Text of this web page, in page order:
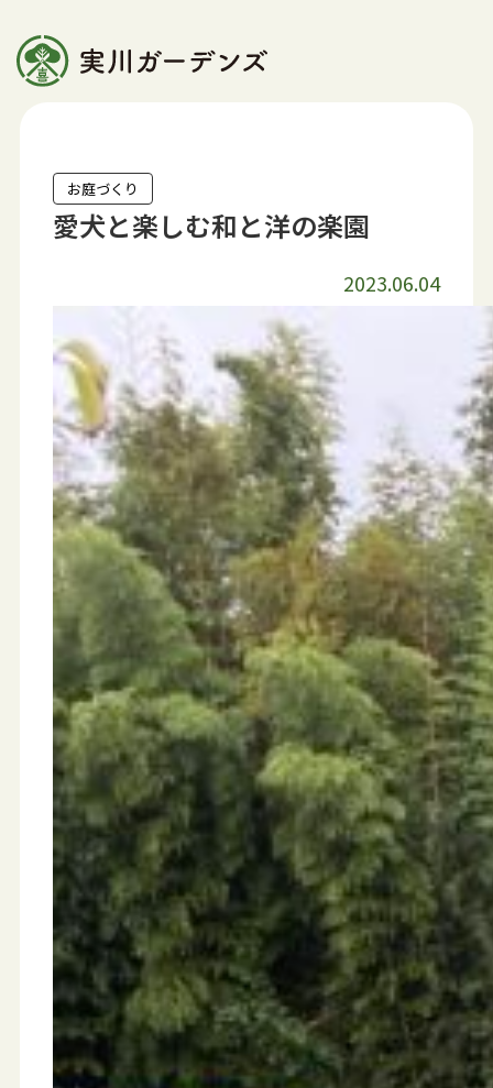
実川ガーデンズについて
スタッフ紹介
会社概要
お庭がきれいになるまで
施工の流れ
サービス
事例紹介
お知らせ
採用情報
LINEでご相談
お問い合わせフォーム
よくある質問
お庭づくり
愛犬と楽しむ和と洋の楽園
2023.06.04